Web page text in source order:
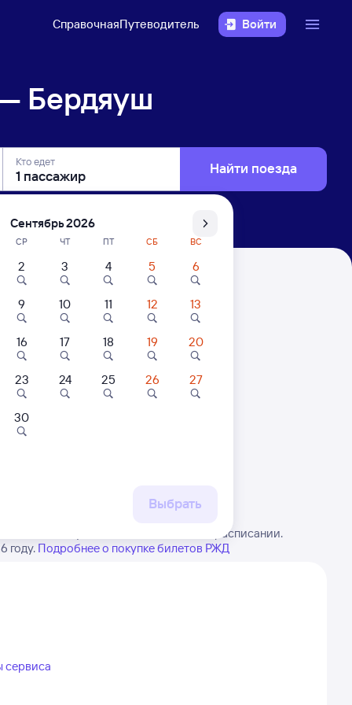
СправочнаяПутеводитель Войти
Бердяуш
Кто едет Найти поезда
в виду, возможны изменения в расписании.
году. Подробнее о покупке билетов РЖД
сервиса
Сентябрь 2026
СР ЧТ ПТ СБ ВС
2 3 4 5 6
9 10 11 12 13
16 17 18 19 20
23 24 25 26 27
30
Выбрать